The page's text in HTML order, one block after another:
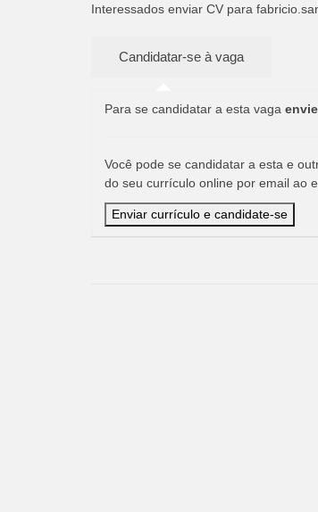
Interessados enviar CV para
Para se candidatar a esta vaga
Você pode se candidatar a esta e
do seu currículo online por email ao